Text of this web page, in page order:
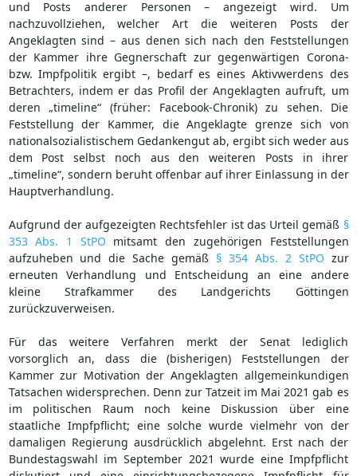
und Posts anderer Personen – angezeigt wird. Um
nachzuvollziehen, welcher Art die weiteren Posts der
Angeklagten sind – aus denen sich nach den Feststellungen
der Kammer ihre Gegnerschaft zur gegenwärtigen Corona-
bzw. Impfpolitik ergibt –, bedarf es eines Aktivwerdens des
Betrachters, indem er das Profil der Angeklagten aufruft, um
deren „timeline“ (früher: Facebook-Chronik) zu sehen. Die
Feststellung der Kammer, die Angeklagte grenze sich von
nationalsozialistischem Gedankengut ab, ergibt sich weder aus
dem Post selbst noch aus den weiteren Posts in ihrer
„timeline“, sondern beruht offenbar auf ihrer Einlassung in der
Hauptverhandlung.
Aufgrund der aufgezeigten Rechtsfehler ist das Urteil gemäß §
353 Abs. 1 StPO mitsamt den zugehörigen Feststellungen
aufzuheben und die Sache gemäß § 354 Abs. 2 StPO zur
erneuten Verhandlung und Entscheidung an eine andere
kleine Strafkammer des Landgerichts Göttingen
zurückzuverweisen.
Für das weitere Verfahren merkt der Senat lediglich
vorsorglich an, dass die (bisherigen) Feststellungen der
Kammer zur Motivation der Angeklagten allgemeinkundigen
Tatsachen widersprechen. Denn zur Tatzeit im Mai 2021 gab es
im politischen Raum noch keine Diskussion über eine
staatliche Impfpflicht; eine solche wurde vielmehr von der
damaligen Regierung ausdrücklich abgelehnt. Erst nach der
Bundestagswahl im September 2021 wurde eine Impfpflicht